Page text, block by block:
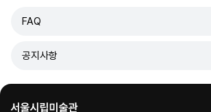
FAQ
공지사항